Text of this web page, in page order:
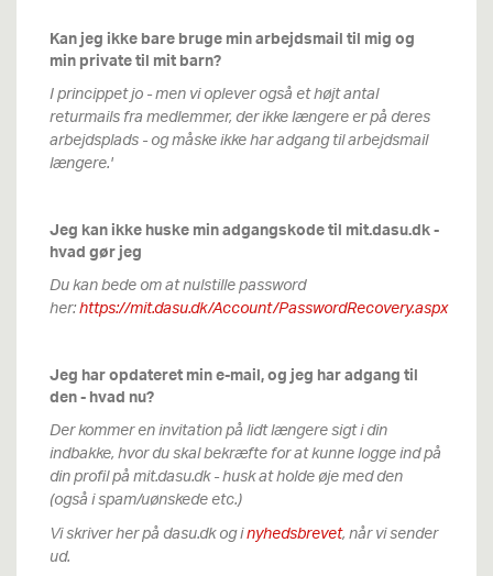
Kan jeg ikke bare bruge min arbejdsmail til mig og
min private til mit barn?
I princippet jo - men vi oplever også et højt antal
returmails fra medlemmer, der ikke længere er på deres
arbejdsplads - og måske ikke har adgang til arbejdsmail
længere.'
Jeg kan ikke huske min adgangskode til mit.dasu.dk -
hvad gør jeg
Du kan bede om at nulstille password
her:https://mit.dasu.dk/Account/PasswordRecovery.aspx
Jeg har opdateret min e-mail, og jeg har adgang til
den - hvad nu?
Der kommer en invitation på lidt længere sigt i din
indbakke, hvor du skal bekræfte for at kunne logge ind på
din profil på mit.dasu.dk - husk at holde øje med den
(også i spam/uønskede etc.)
Vi skriver her på dasu.dk og inyhedsbrevet, når vi sender
ud.